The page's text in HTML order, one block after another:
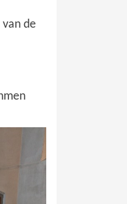
van de